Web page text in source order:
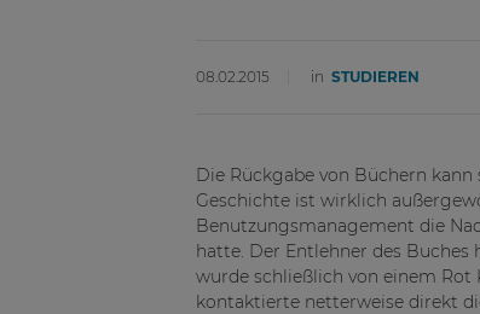
08.02.2015 in STUDIEREN
Die Rückgabe von Büchern
Geschichte ist wirklich
Benutzungsmanagement die
hatte. Der Entlehner des Buches
wurde schließlich von einem Rot
kontaktierte netterweise direkt